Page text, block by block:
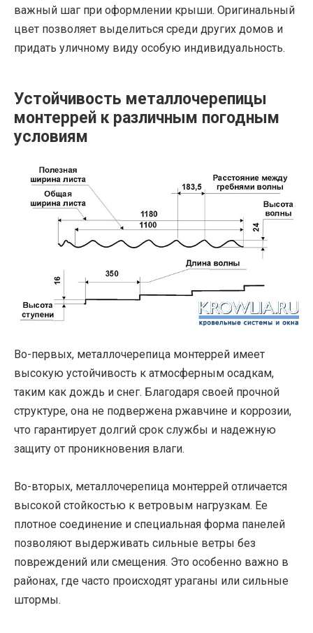
важный шаг при оформлении крыши. Оригинальный
цвет позволяет выделиться среди других домов и
придать уличному виду особую индивидуальность.
Устойчивость металлочерепицы
монтеррей к различным погодным
условиям
Во-первых, металлочерепица монтеррей имеет
высокую устойчивость к атмосферным осадкам,
таким как дождь и снег. Благодаря своей прочной
структуре, она не подвержена ржавчине и коррозии,
что гарантирует долгий срок службы и надежную
защиту от проникновения влаги.
Во-вторых, металлочерепица монтеррей отличается
высокой стойкостью к ветровым нагрузкам. Ее
плотное соединение и специальная форма панелей
позволяют выдерживать сильные ветры без
повреждений или смещения. Это особенно важно в
районах, где часто происходят ураганы или сильные
штормы.